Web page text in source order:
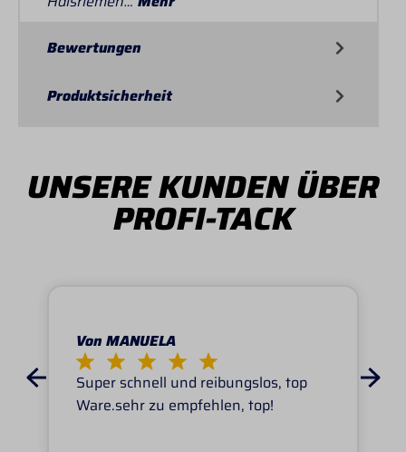
Bewertungen
Produktsicherheit
UNSERE KUNDEN ÜBER
PROFI-TACK
Von MANUELA
Super schnell und reibungslos, top
Ware.sehr zu empfehlen, top!